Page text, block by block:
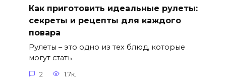
Как приготовить идеальные рулеты:
секреты и рецепты для каждого
повара
Рулеты – это одно из тех блюд, которые
могут стать
2 1.7к.